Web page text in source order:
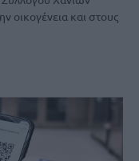
οικογένεια και στους